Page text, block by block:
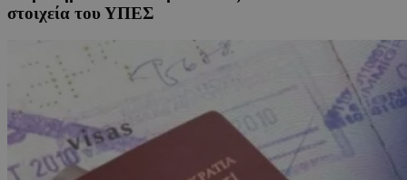
στοιχεία του ΥΠΕΣ